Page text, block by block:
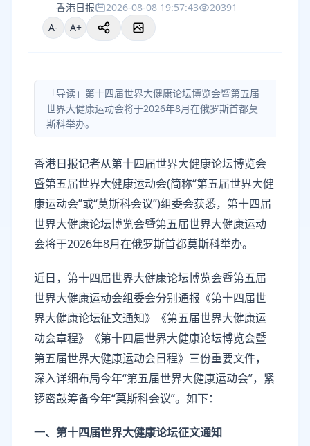
香港日报 2026-08-08 19:57:43
20391
A-
A+
「导读」第十四届世界大健康论坛博览会暨第五届
世界大健康运动会将于2026年8月在俄罗斯首都莫
斯科举办。
香港日报记者从第十四届世界大健康论坛博览会
暨第五届世界大健康运动会(简称“第五届世界大健
康运动会”或“莫斯科会议”)组委会获悉，第十四届
世界大健康论坛博览会暨第五届世界大健康运动
会将于2026年8月在俄罗斯首都莫斯科举办。
近日，第十四届世界大健康论坛博览会暨第五届
世界大健康运动会组委会分别通报《第十四届世
界大健康论坛征文通知》《第五届世界大健康运
动会章程》《第十四届世界大健康论坛博览会暨
第五届世界大健康运动会日程》三份重要文件，
深入详细布局今年“第五届世界大健康运动会”，紧
锣密鼓筹备今年“莫斯科会议”。如下：
一、第十四届世界大健康论坛征文通知